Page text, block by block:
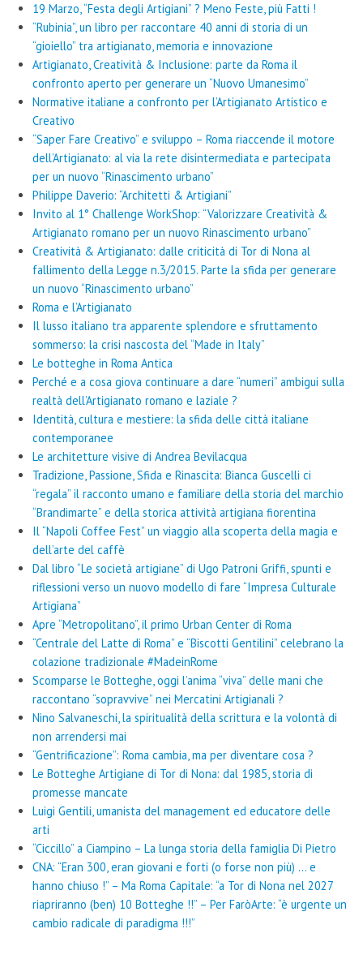
19 Marzo, “Festa degli Artigiani” ? Meno Feste, più Fatti !
“Rubinia”, un libro per raccontare 40 anni di storia di un
“gioiello” tra artigianato, memoria e innovazione
Artigianato, Creatività & Inclusione: parte da Roma il
confronto aperto per generare un “Nuovo Umanesimo”
Normative italiane a confronto per l’Artigianato Artistico e
Creativo
“Saper Fare Creativo” e sviluppo – Roma riaccende il motore
dell’Artigianato: al via la rete disintermediata e partecipata
per un nuovo “Rinascimento urbano”
Philippe Daverio: “Architetti & Artigiani”
Invito al 1° Challenge WorkShop: “Valorizzare Creatività &
Artigianato romano per un nuovo Rinascimento urbano”
Creatività & Artigianato: dalle criticità di Tor di Nona al
fallimento della Legge n.3/2015. Parte la sfida per generare
un nuovo “Rinascimento urbano”
Roma e l’Artigianato
Il lusso italiano tra apparente splendore e sfruttamento
sommerso: la crisi nascosta del “Made in Italy”
Le botteghe in Roma Antica
Perché e a cosa giova continuare a dare “numeri” ambigui sulla
realtà dell’Artigianato romano e laziale ?
Identità, cultura e mestiere: la sfida delle città italiane
contemporanee
Le architetture visive di Andrea Bevilacqua
Tradizione, Passione, Sfida e Rinascita: Bianca Guscelli ci
“regala” il racconto umano e familiare della storia del marchio
“Brandimarte” e della storica attività artigiana fiorentina
Il “Napoli Coffee Fest” un viaggio alla scoperta della magia e
dell’arte del caffè
Dal libro “Le società artigiane” di Ugo Patroni Griffi, spunti e
riflessioni verso un nuovo modello di fare “Impresa Culturale
Artigiana”
Apre “Metropolitano”, il primo Urban Center di Roma
“Centrale del Latte di Roma” e “Biscotti Gentilini” celebrano la
colazione tradizionale #MadeinRome
Scomparse le Botteghe, oggi l’anima “viva” delle mani che
raccontano “sopravvive” nei Mercatini Artigianali ?
Nino Salvaneschi, la spiritualità della scrittura e la volontà di
non arrendersi mai
“Gentrificazione”: Roma cambia, ma per diventare cosa ?
Le Botteghe Artigiane di Tor di Nona: dal 1985, storia di
promesse mancate
Luigi Gentili, umanista del management ed educatore delle
arti
“Ciccillo” a Ciampino – La lunga storia della famiglia Di Pietro
CNA: “Eran 300, eran giovani e forti (o forse non più) … e
hanno chiuso !” – Ma Roma Capitale: “a Tor di Nona nel 2027
riapriranno (ben) 10 Botteghe !!” – Per FaròArte: “è urgente un
cambio radicale di paradigma !!!”